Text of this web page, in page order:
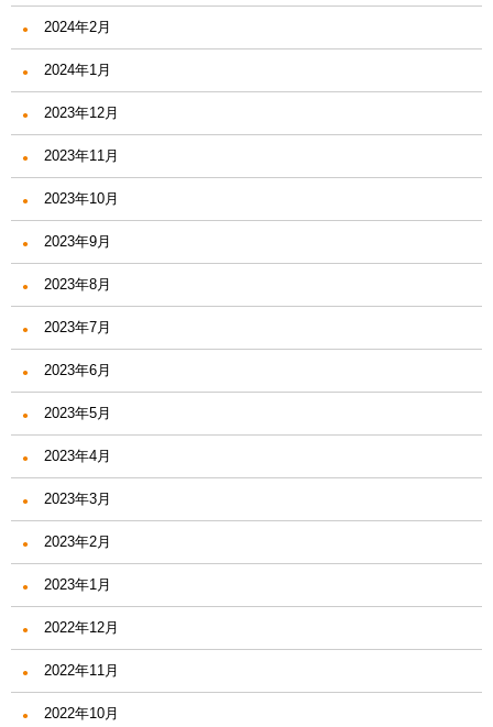
2024年2月
2024年1月
2023年12月
2023年11月
2023年10月
2023年9月
2023年8月
2023年7月
2023年6月
2023年5月
2023年4月
2023年3月
2023年2月
2023年1月
2022年12月
2022年11月
2022年10月